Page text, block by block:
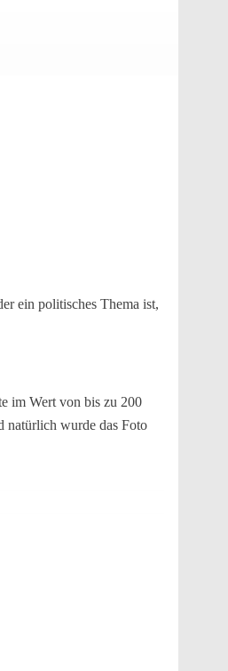
ein politisches Thema ist,
im Wert von bis zu 200
natürlich wurde das Foto